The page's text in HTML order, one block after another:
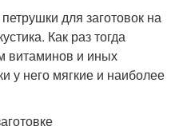
для заготовок на
Как раз тогда
витаминов и иных
у него мягкие и наиболее